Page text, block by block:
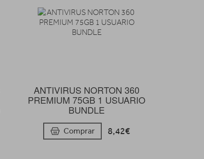
ANTIVIRUS NORTON 360
PREMIUM 75GB 1 USUARIO
BUNDLE
Comprar 8,42€